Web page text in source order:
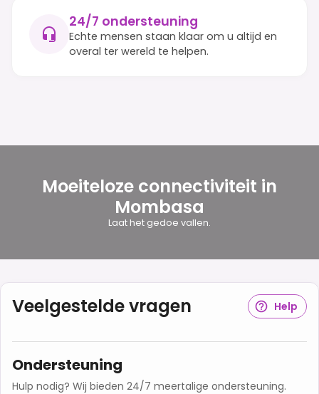
24/7 ondersteuning
Echte mensen staan klaar om u altijd en
overal ter wereld te helpen.
Moeiteloze connectiviteit in
Mombasa
Laat het gedoe vallen.
Veelgestelde vragen Help
Ondersteuning
Hulp nodig? Wij bieden 24/7 meertalige ondersteuning.